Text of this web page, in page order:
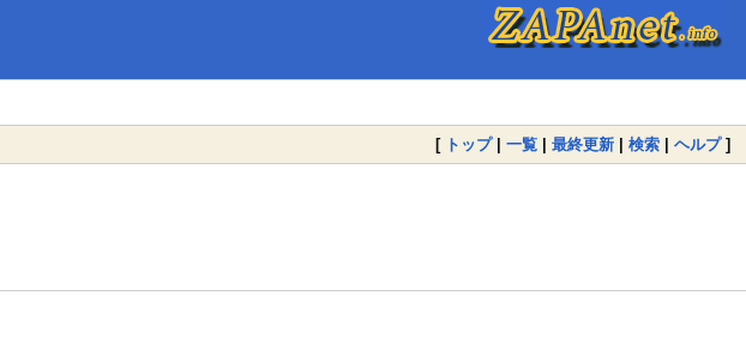
[ トップ| 一覧 | 最終更新 | 検索 | ヘルプ]